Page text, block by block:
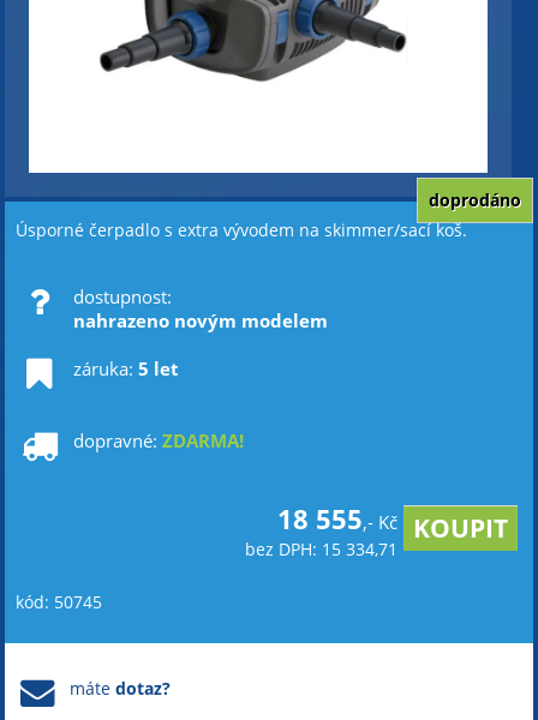
Úsporné čerpadlo s extra vývodem na skimmer/sací koš.
doprodáno
dostupnost:
nahrazeno novým modelem
záruka: 5 let
dopravné: ZDARMA!
18 555,- Kč
bez DPH: 15 334,71
kód: 50745
mátedotaz?